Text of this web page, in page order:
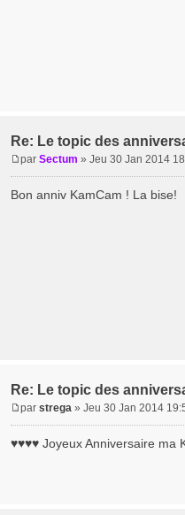
Re: Le topic des
s
par Sectum » Jeu 30 Jan 2014
Bon anniv KamCam ! La bise!
Re: Le topic des
s
par strega » Jeu 30 Jan 2014
♥♥♥♥ Joyeux Anniversaire ma